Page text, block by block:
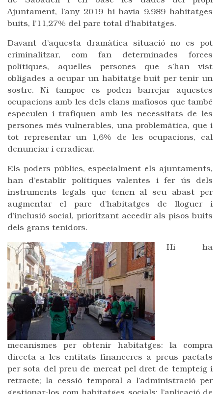
Ajuntament, l’any 2019 hi havia 9.989 habitatges
buits, l’11,27% del parc total d’habitatges.
Davant d’aquesta dramàtica situació no es pot
criminalitzar, com fan determinades forces
polítiques, aquelles persones que s’han vist
obligades a ocupar un habitatge buit per tenir un
sostre. Ni tampoc es poden barrejar aquestes
ocupacions amb les dels clans mafiosos que també
especulen i trafiquen amb les necessitats de les
persones més vulnerables, una problemàtica, que i
tot representar un 1,6% de les ocupacions, cal
denunciar i erradicar.
Els poders públics, especialment els ajuntaments,
han d’establir polítiques valentes i fer ús dels
instruments legals que tenen al seu abast per
augmentar el parc d’habitatges de lloguer i
d’inclusió social, prioritzant accedir als pisos buits
dels grans tenidors.
Hi ha
mecanismes per obtenir habitatges: la compra
directa a les entitats financeres a preus pactats
per sota del preu de mercat pel dret de tempteig i
retracte; la cessió temporal a l’administració per